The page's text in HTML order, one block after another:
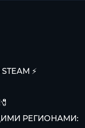
⚡
РЕГИОНАМИ: